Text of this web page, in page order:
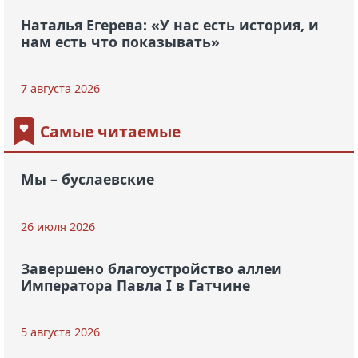
Наталья Егерева: «У нас есть история, и
нам есть что показывать»
7 августа 2026
Самые читаемые
Мы – буслаевские
26 июля 2026
Завершено благоустройство аллеи
Императора Павла I в Гатчине
5 августа 2026